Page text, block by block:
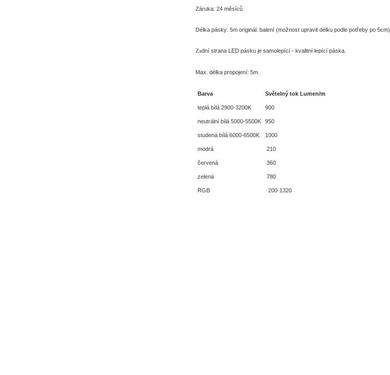
Záruka: 24 měsíců
Délka pásky: 5m originál. balení (možnost upravit délku podle potřeby po 5cm)
Zadní strana LED pásku je samolepící - kvalitní lepící páska.
Max. délka propojení: 5m.
Barva Světelný tok Lumen/m
teplá bílá 2900-3200K 900
neutrální bílá 5000-5500K 950
studená bílá 6000-6500K 1000
modrá 210
červená 360
zelená 780
RGB 200-1320